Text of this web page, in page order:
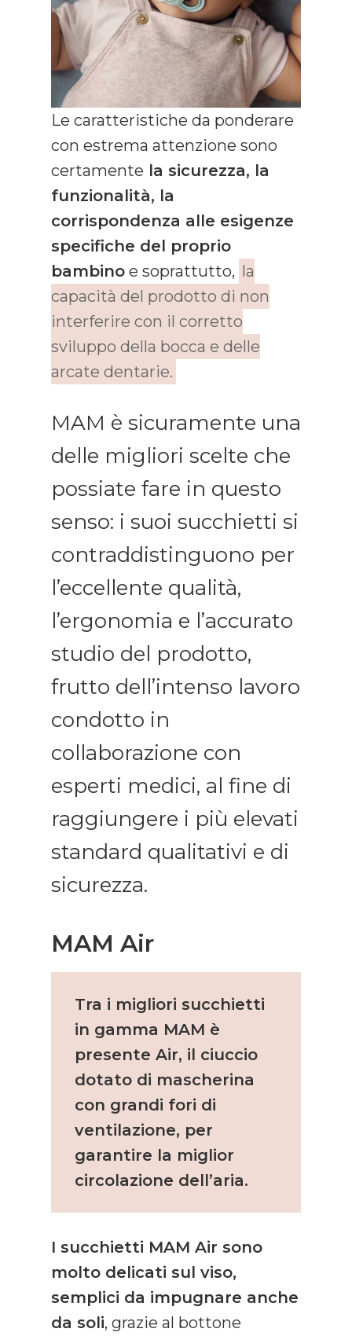
Le caratteristiche da ponderare
con estrema attenzione sono
certamente la sicurezza, la
funzionalità, la
corrispondenza alle esigenze
specifiche del proprio
bambino e soprattutto, la
capacità del prodotto di non
interferire con il corretto
sviluppo della bocca e delle
arcate dentarie.
MAM è sicuramente una
delle migliori scelte che
possiate fare in questo
senso: i suoi succhietti si
contraddistinguono per
l’eccellente qualità,
l’ergonomia e l’accurato
studio del prodotto,
frutto dell’intenso lavoro
condotto in
collaborazione con
esperti medici, al fine di
raggiungere i più elevati
standard qualitativi e di
sicurezza.
MAM Air
Tra i migliori succhietti
in gamma MAM è
presente Air, il ciuccio
dotato di mascherina
con grandi fori di
ventilazione, per
garantire la miglior
circolazione dell’aria.
I succhietti MAM Air sono
molto delicati sul viso,
semplici da impugnare anche
da soli, grazie al bottone